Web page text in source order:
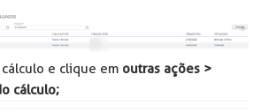
e clique em outras ações >
cálculo;